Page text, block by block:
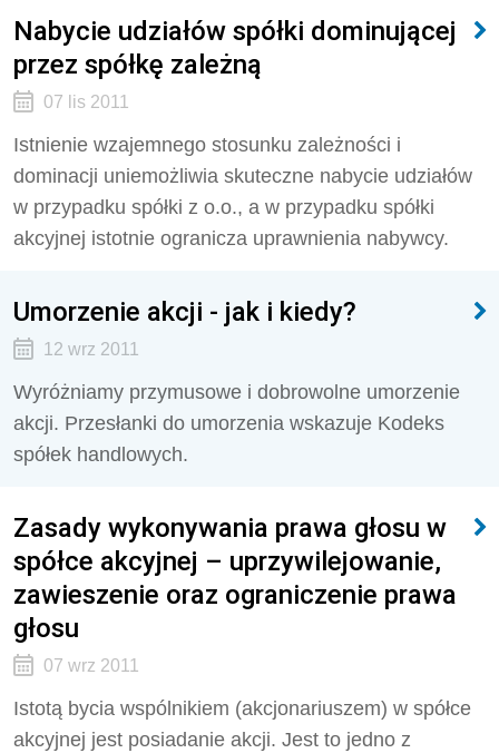
Nabycie udziałów spółki dominującej
przez spółkę zależną
07 lis 2011
Istnienie wzajemnego stosunku zależności i
dominacji uniemożliwia skuteczne nabycie udziałów
w przypadku spółki z o.o., a w przypadku spółki
akcyjnej istotnie ogranicza uprawnienia nabywcy.
Umorzenie akcji - jak i kiedy?
12 wrz 2011
Wyróżniamy przymusowe i dobrowolne umorzenie
akcji. Przesłanki do umorzenia wskazuje Kodeks
spółek handlowych.
Zasady wykonywania prawa głosu w
spółce akcyjnej – uprzywilejowanie,
zawieszenie oraz ograniczenie prawa
głosu
07 wrz 2011
Istotą bycia wspólnikiem (akcjonariuszem) w spółce
akcyjnej jest posiadanie akcji. Jest to jedno z